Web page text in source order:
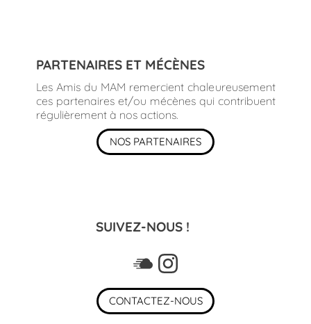
PARTENAIRES ET MÉCÈNES
Les Amis du MAM remercient chaleureusement
ces partenaires et/ou mécènes qui contribuent
régulièrement à nos actions.
NOS PARTENAIRES
SUIVEZ-NOUS !
CONTACTEZ-NOUS